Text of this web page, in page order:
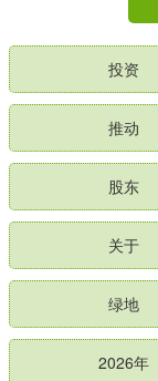
投资
推动
股东
关于
绿地
2026年